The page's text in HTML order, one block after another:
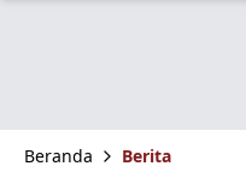
Beranda Berita